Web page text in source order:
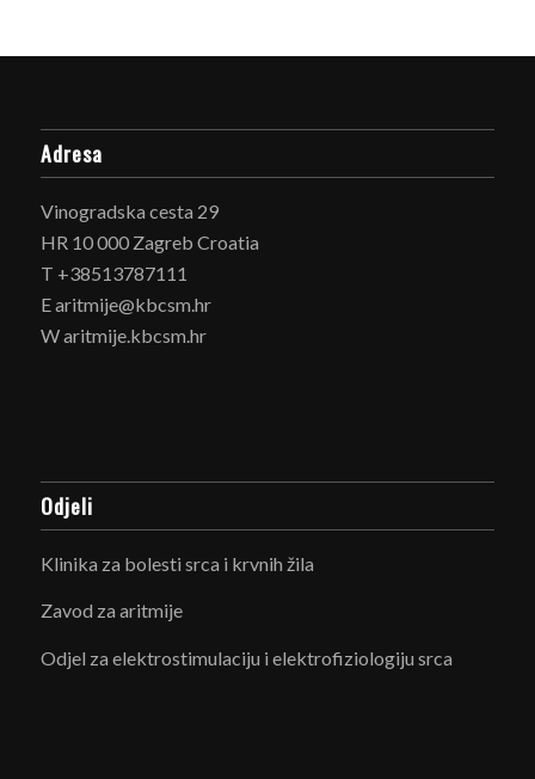
Adresa
Vinogradska cesta 29
HR 10 000 Zagreb Croatia
T +38513787111
E aritmije@kbcsm.hr
W aritmije.kbcsm.hr
Odjeli
Klinika za bolesti srca i krvnih žila
Zavod za aritmije
Odjel za elektrostimulaciju i elektrofiziologiju srca